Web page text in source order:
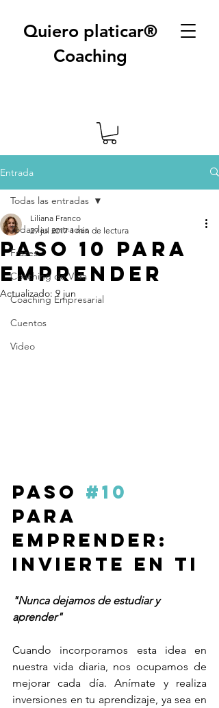
Quiero platicar®
Coaching
Entrada
Todas las entradas
Frases
Coaching de Vida
Coaching Empresarial
Cuentos
Video
Todas las entradas
Paso 10 para
emprender
Liliana Franco
29 jul 2017 1 min de lectura
Actualizado:9 jun
Paso #10
para
emprender:
Invierte en ti
"Nunca dejamos de estudiar y
aprender"
Cuando incorporamos esta idea en
nuestra vida diaria, nos ocupamos de
mejorar cada día. Anímate y realiza
inversiones en tu aprendizaje, ya sea en